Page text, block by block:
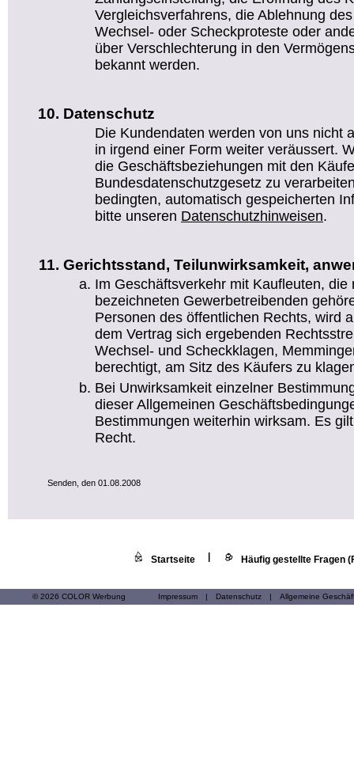
Vergleichsverfahrens, die Ablehnung
Wechsel- oder Scheckproteste oder
über Verschlechterung in den
bekannt werden.
Datenschutz
Die Kundendaten werden von uns nicht
in irgend einer Form weiter veräussert.
die Geschäftsbeziehungen mit den
Bundesdatenschutzgesetz zu
bedingten, automatisch gespeicherten
bitte unseren Datenschutzhinweisen.
Gerichtsstand, Teilunwirksamkeit,
Im Geschäftsverkehr mit Kaufleuten, die
bezeichneten Gewerbetreibenden
Personen des öffentlichen Rechts, wird
dem Vertrag sich ergebenden
Wechsel- und Scheckklagen,
berechtigt, am Sitz des Käufers zu
Bei Unwirksamkeit einzelner
dieser Allgemeinen
Bestimmungen weiterhin wirksam. Es
Recht.
Senden, den 01.08.2008
Startseite Häufig gestellte Fragen
© 2026 COLOR Werbung Impressum | Datenschutz | Allgemeine